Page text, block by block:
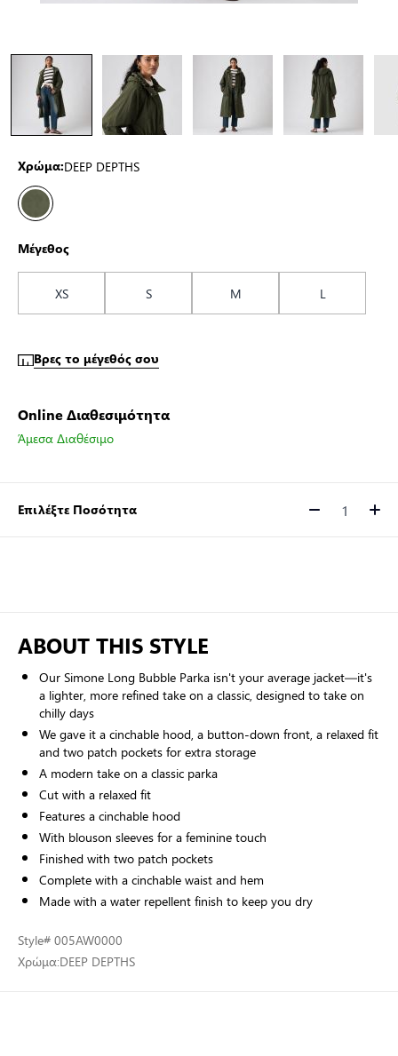
Χρώμα:DEEP DEPTHS
Μέγεθος
XS S M L
Βρες το μέγεθός σου
Online Διαθεσιμότητα
Άμεσα Διαθέσιμο
Επιλέξτε Ποσότητα Ποσότητα
ABOUT THIS STYLE
Our Simone Long Bubble Parka isn't your average jacket—it's
a lighter, more refined take on a classic, designed to take on
chilly days
We gave it a cinchable hood, a button-down front, a relaxed fit
and two patch pockets for extra storage
A modern take on a classic parka
Cut with a relaxed fit
Features a cinchable hood
With blouson sleeves for a feminine touch
Finished with two patch pockets
Complete with a cinchable waist and hem
Made with a water repellent finish to keep you dry
Style# 005AW0000
Χρώμα:DEEP DEPTHS